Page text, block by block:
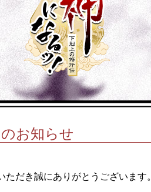
お知らせ
だき誠にありがとうございます。